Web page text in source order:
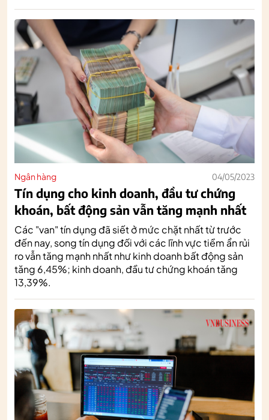
Ngân hàng 04/05/2023
Tín dụng cho kinh doanh, đầu tư chứng
khoán, bất động sản vẫn tăng mạnh nhất
Các "van" tín dụng đã siết ở mức chặt nhất từ trước
đến nay, song tín dụng đối với các lĩnh vực tiềm ẩn rủi
ro vẫn tăng mạnh nhất như kinh doanh bất động sản
tăng 6,45%; kinh doanh, đầu tư chứng khoán tăng
13,39%.